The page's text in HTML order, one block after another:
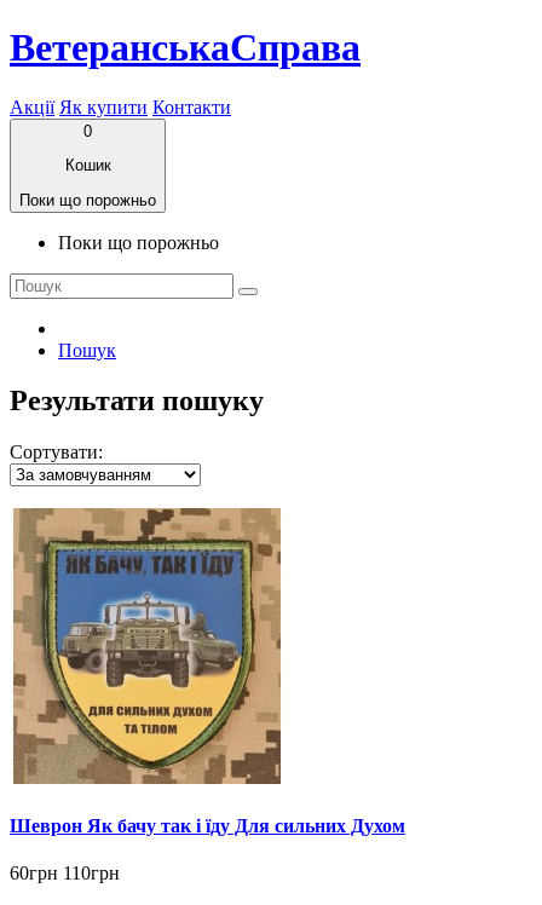
ВетеранськаСправа
Акції Як купити Контакти
0
Кошик
Поки що порожньо
Поки що порожньо
Пошук
Результати пошуку
Сортувати:
Шеврон Як бачу так і їду Для сильних Духом
60грн 110грн